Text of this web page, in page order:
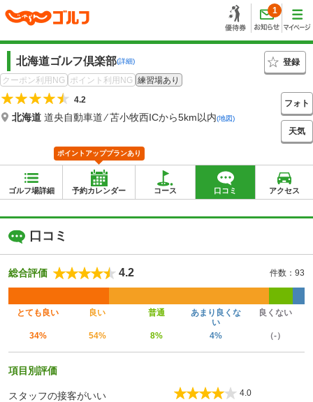
1
北海道ゴルフ倶楽部(詳細)
登録
クーポン利用NG
ポイント利用NG 練習場あり
4.2
北海道 道央自動車道 ⁄ 苫小牧西ICから5km以内(地図)
フォト
天気
ゴルフ場詳細 予約カレンダー
ポイントアッププランあり
コース 口コミ アクセス
口コミ
総合評価 4.2 件数：93
とても良い 良い 普通
あまり良くな
い
良くない
34% 54% 8% 4% （-）
項目別評価
スタッフの接客がいい 4.0